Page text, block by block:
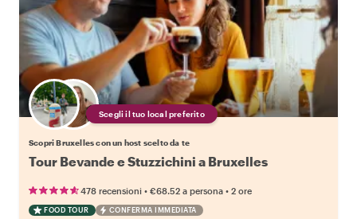
Scegli il tuo local preferito
Scopri Bruxelles con un host scelto da te
Tour Bevande e Stuzzichini a Bruxelles
478 recensioni • €68.52 a persona • 2 ore
FOOD TOUR CONFERMA IMMEDIATA